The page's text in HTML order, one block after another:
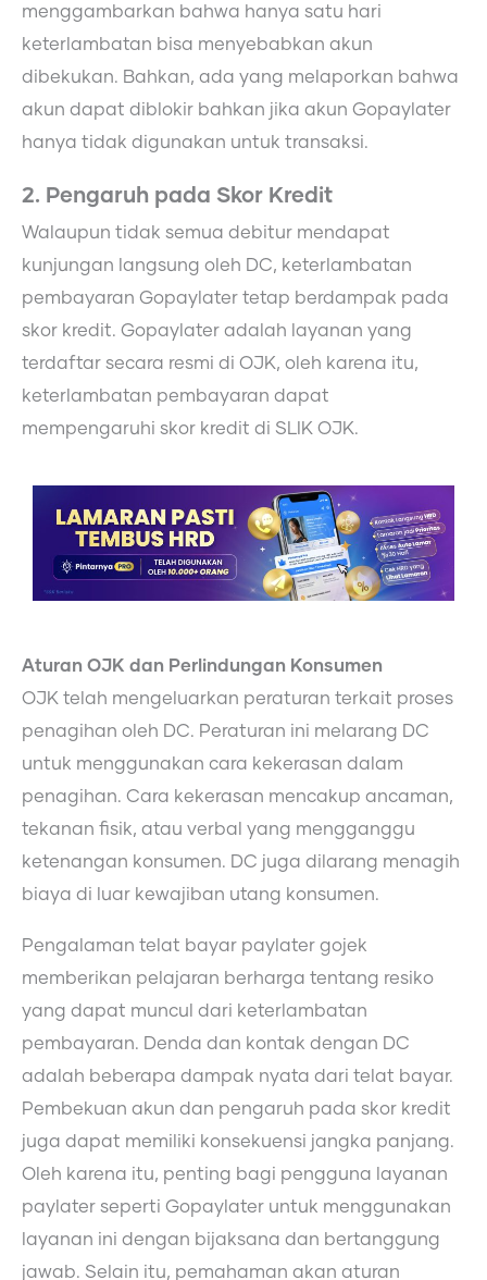
menggambarkan bahwa hanya satu hari
keterlambatan bisa menyebabkan akun
dibekukan. Bahkan, ada yang melaporkan bahwa
akun dapat diblokir bahkan jika akun Gopaylater
hanya tidak digunakan untuk transaksi.
2. Pengaruh pada Skor Kredit
Walaupun tidak semua debitur mendapat
kunjungan langsung oleh DC, keterlambatan
pembayaran Gopaylater tetap berdampak pada
skor kredit. Gopaylater adalah layanan yang
terdaftar secara resmi di OJK, oleh karena itu,
keterlambatan pembayaran dapat
mempengaruhi skor kredit di SLIK OJK.
Aturan OJK dan Perlindungan Konsumen
OJK telah mengeluarkan peraturan terkait proses
penagihan oleh DC. Peraturan ini melarang DC
untuk menggunakan cara kekerasan dalam
penagihan. Cara kekerasan mencakup ancaman,
tekanan fisik, atau verbal yang mengganggu
ketenangan konsumen. DC juga dilarang menagih
biaya di luar kewajiban utang konsumen.
Pengalaman telat bayar paylater gojek
memberikan pelajaran berharga tentang resiko
yang dapat muncul dari keterlambatan
pembayaran. Denda dan kontak dengan DC
adalah beberapa dampak nyata dari telat bayar.
Pembekuan akun dan pengaruh pada skor kredit
juga dapat memiliki konsekuensi jangka panjang.
Oleh karena itu, penting bagi pengguna layanan
paylater seperti Gopaylater untuk menggunakan
layanan ini dengan bijaksana dan bertanggung
jawab. Selain itu, pemahaman akan aturan